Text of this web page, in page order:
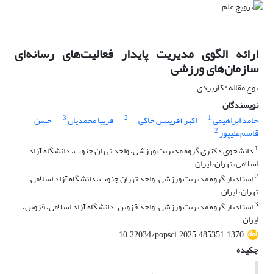
ارائه الگوی مدیریت پایدار فعالیت‌های رسانه‌ای
سازمان‌های ورزشی
نوع مقاله : کاربردی
نویسندگان
حامد ابراهیمی1 اکبر آفرینش خاکی 2 فریبا محمدیان3 حسن
قاسم‌علیپور2
1 دانشجوی دکتری گروه مدیریت ورزشی، واحد تهران جنوب، دانشگاه آزاد
اسلامی، تهران، ایران
2استادیار گروه مدیریت ورزشی، واحد تهران جنوب، دانشگاه آزاد اسلامی،
تهران، ایران
3استادیار گروه مدیریت ورزشی، واحد قزوین، دانشگاه آزاد اسلامی، قزوین،
ایران
10.22034/popsci.2025.485351.1370
چکیده